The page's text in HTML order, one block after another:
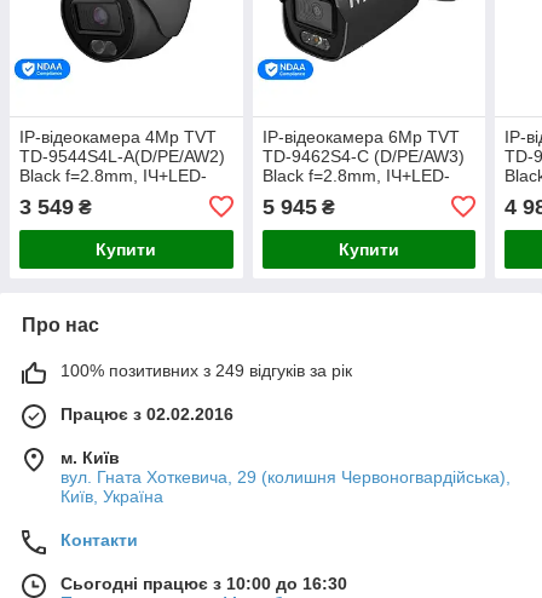
IP-відеокамера 4Mp TVT
TD-9544S4L-A(D/PE/AW2)
Black f=2.8mm, ІЧ+LED-
мікрофоном (77-00476)
3 549 ₴
Купити
IP-відеокамера 6Mp TVT
TD-9462S4-C (D/PE/AW3)
Black f=2.8mm, ІЧ+LED-
мікрофоном (77-00404)
5 945₴
Купити
IP-
TD-
4
Про нас
100% позитивних з 249 відгуків за рік
Працює з 02.02.2016
м. Київ
вул. Гната Хоткевича, 29 (колишня Червоногвардійська),
Київ, Україна
Контакти
Сьогодні працює з 10:00 до 16:30